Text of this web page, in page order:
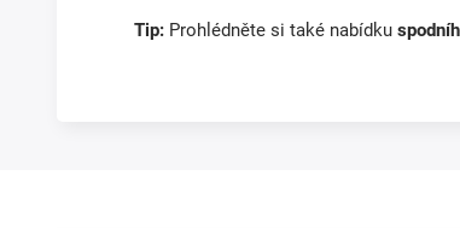
Tip: Prohlédněte si také nabídku